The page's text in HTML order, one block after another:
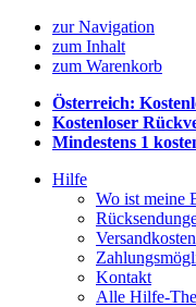
zur Navigation
zum Inhalt
zum Warenkorb
Österreich:
Kostenloser
Mindestens 1
Hilfe
Wo ist meine
Versandkosten
Kontakt
Alle Hilfe-